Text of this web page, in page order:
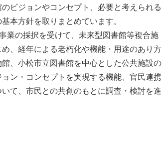
ビジョンやコンセプト、必要と考えられる
本方針を取りまとめています。
業の採択を受けて、未来型図書館等複合施
、経年による老朽化や機能・用途のあり方
、小松市立図書館を中心とした公共施設の
ン・コンセプトを実現する機能、官民連携
て、市民との共創のもとに調査・検討を進